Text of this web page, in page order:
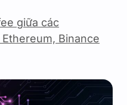
giữa các
Binance